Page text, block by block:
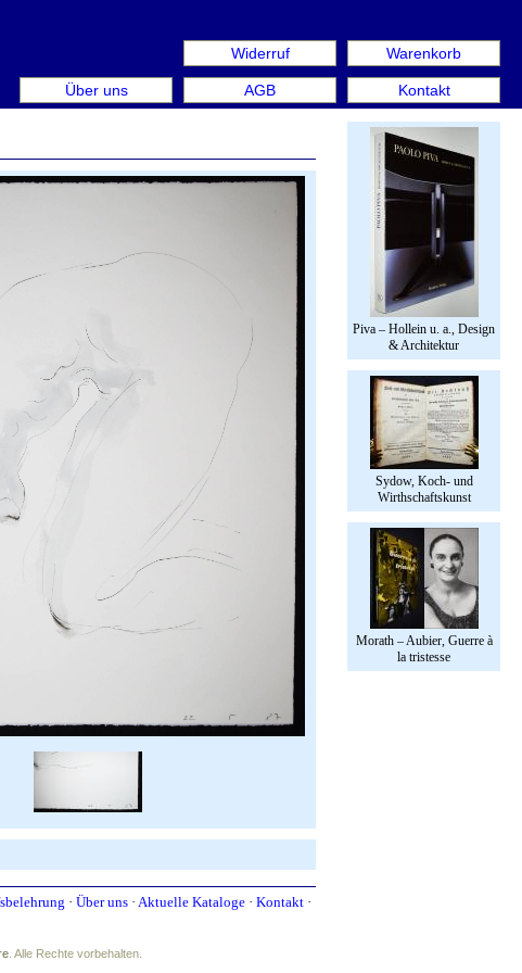
Warenkorb
Kontakt
Widerruf
AGB
Über uns
stellen aus: Rare Book Week Berlin. Internationale Messe
Piva – Hollein u. a., Design
& Architektur
Sydow, Koch- und
Wirthschaftskunst
Morath – Aubier, Guerre à
la tristesse
· Über uns· Aktuelle Kataloge· Kontakt·
. Alle Rechte vorbehalten.